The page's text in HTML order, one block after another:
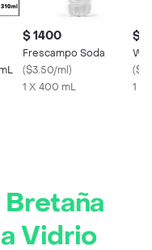
$ 1400
Frescampo Soda
($3.50/ml)
1 X 400 mL
$
(
1 X
Bretaña
Vidrio